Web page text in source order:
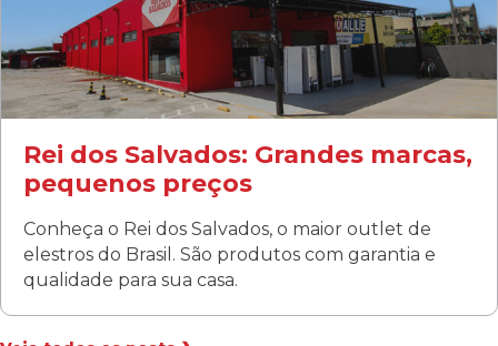
Domingo: FECHADA
ÚLTIMOS DIAS DE LIQUIDAÇÃO!
(41) 3411-1754
(41) 99249-4620
Rei dos Salvados: Grandes marcas,
pequenos preços
Conheça o Rei dos Salvados, o maior outlet de
elestros do Brasil. São produtos com garantia e
qualidade para sua casa.